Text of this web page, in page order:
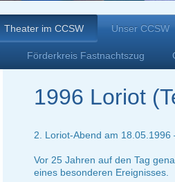
Theater im CCSW Unser CCSW
Förderkreis Fastnachtszug
1996 Loriot
2. Loriot-Abend am 18.05.1996
Vor 25 Jahren auf den Tag
eines besonderen Ereignisses.